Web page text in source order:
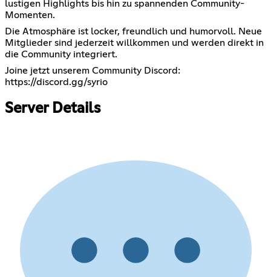
lustigen Highlights bis hin zu spannenden Community-
Momenten.
Die Atmosphäre ist locker, freundlich und humorvoll. Neue
Mitglieder sind jederzeit willkommen und werden direkt in
die Community integriert.
Joine jetzt unserem Community Discord:
https://discord.gg/syrio
Server Details